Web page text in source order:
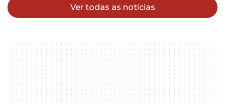
Ver todas as notícias